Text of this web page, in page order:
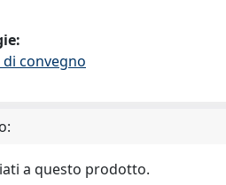
convegno
a questo prodotto.